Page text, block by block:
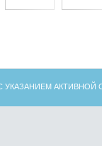
УКАЗАНИЕМ АКТИВНОЙ